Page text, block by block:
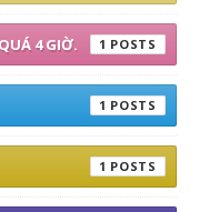
4 GIỜ. 1
1
1